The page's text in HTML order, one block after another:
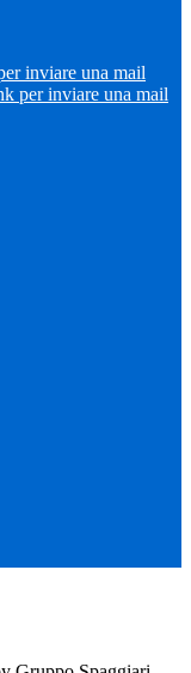
inviare una mail
per inviare una mail